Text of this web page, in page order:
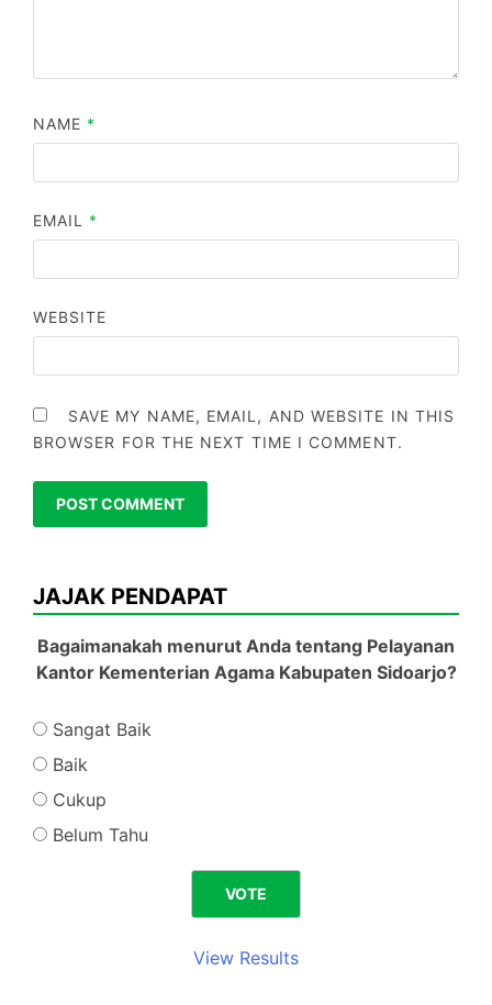
NAME *
EMAIL *
WEBSITE
SAVE MY NAME, EMAIL, AND WEBSITE IN THIS
BROWSER FOR THE NEXT TIME I COMMENT.
JAJAK PENDAPAT
Bagaimanakah menurut Anda tentang Pelayanan
Kantor Kementerian Agama Kabupaten Sidoarjo?
Sangat Baik
Baik
Cukup
Belum Tahu
View Results